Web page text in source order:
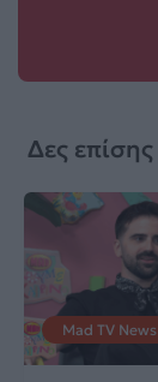
Δες επίσης
Mad TV News